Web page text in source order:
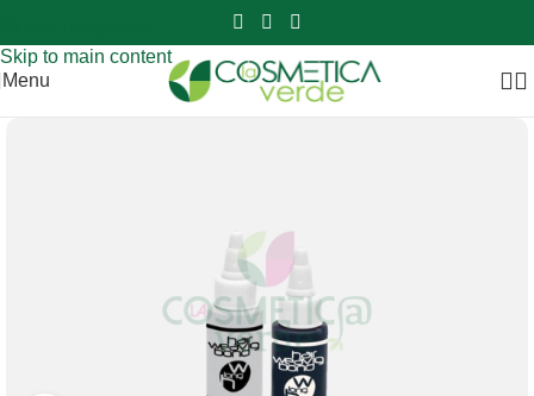
Skip to main content
Sei hai domande contattaci 📲3341056025 - 3886572748
Menu